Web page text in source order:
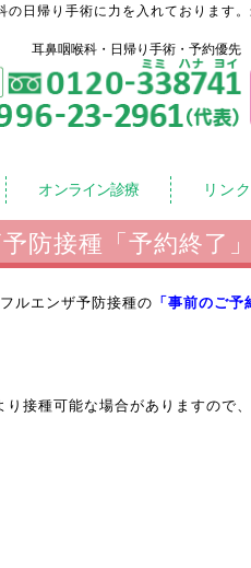
日帰り手術に力を入れております
耳鼻咽喉科・日帰り手術・予約優先
オンライン診療 リン
防接種「予約終了
ルエンザ予防接種の 「事前のご予
接種可能な場合がありますので